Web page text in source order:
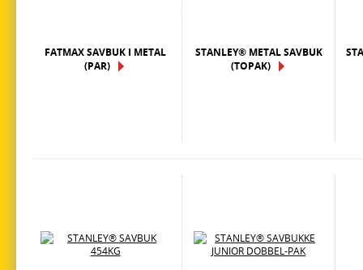
FATMAX SAVBUK I METAL
(PAR)
STANLEY® METAL SAVBUK
(TOPAK)